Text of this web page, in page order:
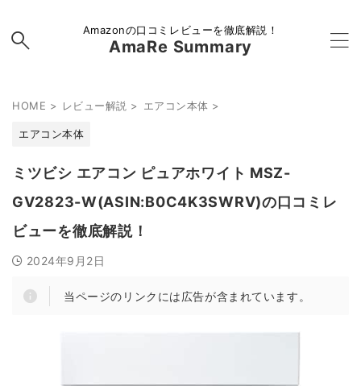
Amazonの口コミレビューを徹底解説！
AmaRe Summary
HOME > レビュー解説 > エアコン本体 >
エアコン本体
ミツビシ エアコン ピュアホワイト MSZ-
GV2823-W(ASIN:B0C4K3SWRV)の口コミレ
ビューを徹底解説！
2024年9月2日
当ページのリンクには広告が含まれています。